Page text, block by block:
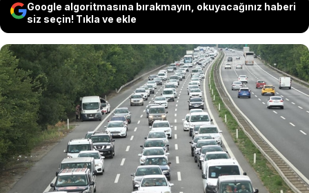
Google algoritmasına bırakmayın, okuyacağınız haberi
siz seçin! Tıkla ve ekle
Kurban Bayramı tatili nedeniyle trafik
yoğunluğunu azaltmak ve kazaların önüne
geçmek amacıyla Kocaeli ve Bolu valilikleri, bazı
güzergâhlarda kamyon, çekici ve tanker cinsi
araçlara geçici geçiş kısıtlaması getirdi.
Kısıtlamalar, 30 Mayıs 2026 Cumartesi günü saat
13.00'den, 1 Haziran 2026 Pazartesi günü saat
01.00’e kadar geçerli olacak.